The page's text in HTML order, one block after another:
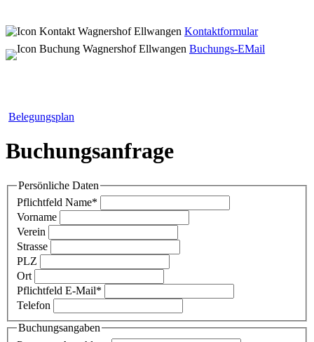
Kontaktformular
Buchungs-EMail
Belegungsplan
Buchungsanfrage
Persönliche Daten
Pflichtfeld Name*
Vorname
Verein
Strasse
PLZ
Ort
Pflichtfeld E-Mail*
Telefon
Buchungsangaben